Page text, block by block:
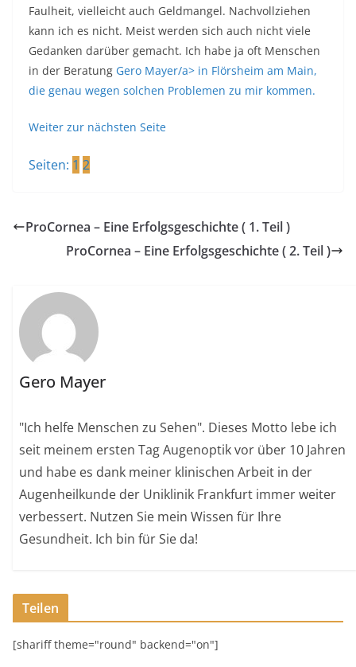
Faulheit, vielleicht auch Geldmangel. Nachvollziehen
kann ich es nicht. Meist werden sich auch nicht viele
Gedanken darüber gemacht. Ich habe ja oft Menschen
in der Beratung Gero Mayer/a> in Flörsheim am Main,
die genau wegen solchen Problemen zu mir kommen.
Weiter zur nächsten Seite
Seiten: 1 2
ProCornea – Eine Erfolgsgeschichte ( 1. Teil )
ProCornea – Eine Erfolgsgeschichte ( 2. Teil )
Gero Mayer
"Ich helfe Menschen zu Sehen". Dieses Motto lebe ich
seit meinem ersten Tag Augenoptik vor über 10 Jahren
und habe es dank meiner klinischen Arbeit in der
Augenheilkunde der Uniklinik Frankfurt immer weiter
verbessert. Nutzen Sie mein Wissen für Ihre
Gesundheit. Ich bin für Sie da!
Teilen
[shariff theme="round" backend="on"]